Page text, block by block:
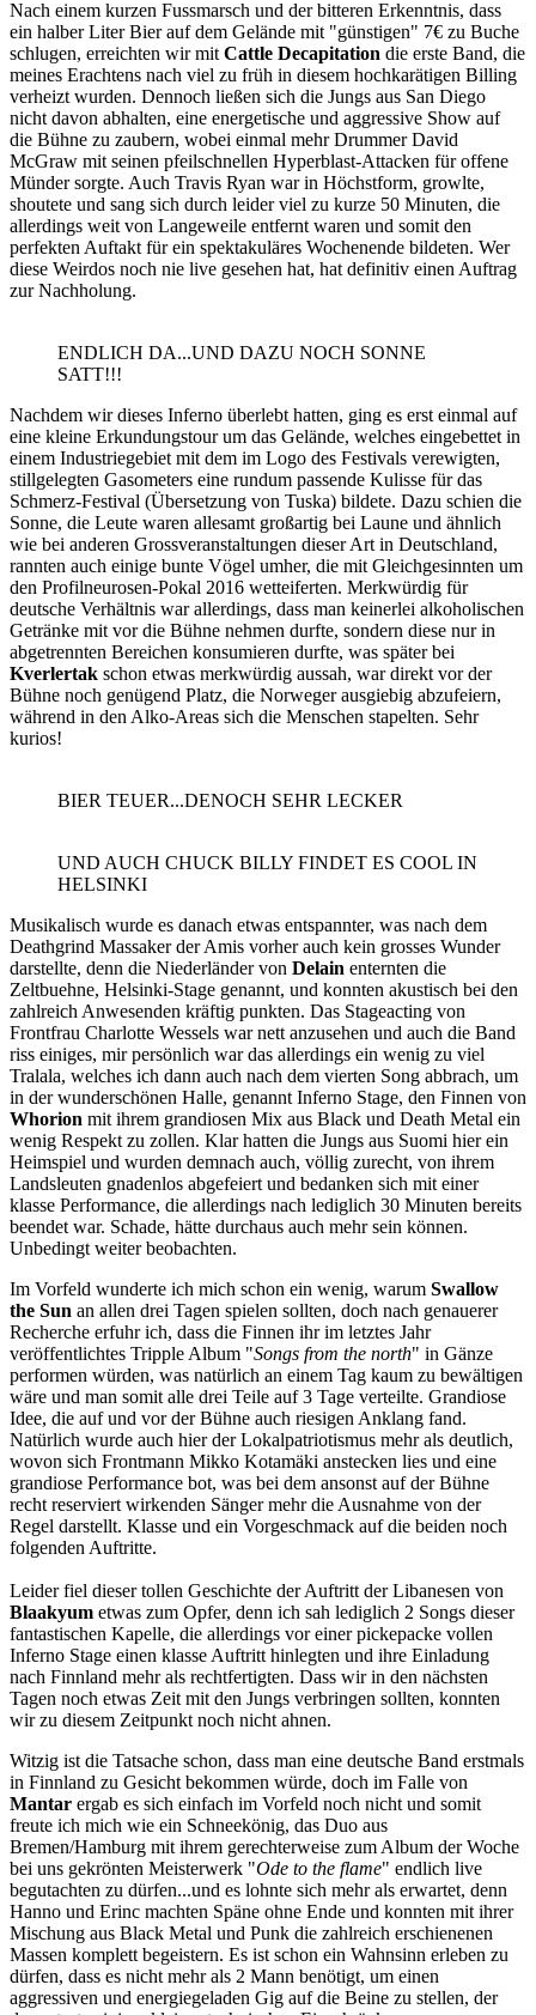
Nach einem kurzen Fussmarsch und der bitteren Erkenntnis, dass
ein halber Liter Bier auf dem Gelände mit "günstigen" 7€ zu Buche
schlugen, erreichten wir mit Cattle Decapitation die erste Band, die
meines Erachtens nach viel zu früh in diesem hochkarätigen Billing
verheizt wurden. Dennoch ließen sich die Jungs aus San Diego
nicht davon abhalten, eine energetische und aggressive Show auf
die Bühne zu zaubern, wobei einmal mehr Drummer David
McGraw mit seinen pfeilschnellen Hyperblast-Attacken für offene
Münder sorgte. Auch Travis Ryan war in Höchstform, growlte,
shoutete und sang sich durch leider viel zu kurze 50 Minuten, die
allerdings weit von Langeweile entfernt waren und somit den
perfekten Auftakt für ein spektakuläres Wochenende bildeten. Wer
diese Weirdos noch nie live gesehen hat, hat definitiv einen Auftrag
zur Nachholung.
ENDLICH DA...UND DAZU NOCH SONNE
SATT!!!
Nachdem wir dieses Inferno überlebt hatten, ging es erst einmal auf
eine kleine Erkundungstour um das Gelände, welches eingebettet in
einem Industriegebiet mit dem im Logo des Festivals verewigten,
stillgelegten Gasometers eine rundum passende Kulisse für das
Schmerz-Festival (Übersetzung von Tuska) bildete. Dazu schien die
Sonne, die Leute waren allesamt großartig bei Laune und ähnlich
wie bei anderen Grossveranstaltungen dieser Art in Deutschland,
rannten auch einige bunte Vögel umher, die mit Gleichgesinnten um
den Profilneurosen-Pokal 2016 wetteiferten. Merkwürdig für
deutsche Verhältnis war allerdings, dass man keinerlei alkoholischen
Getränke mit vor die Bühne nehmen durfte, sondern diese nur in
abgetrennten Bereichen konsumieren durfte, was später bei
Kverlertak schon etwas merkwürdig aussah, war direkt vor der
Bühne noch genügend Platz, die Norweger ausgiebig abzufeiern,
während in den Alko-Areas sich die Menschen stapelten. Sehr
kurios!
BIER TEUER...DENOCH SEHR LECKER
UND AUCH CHUCK BILLY FINDET ES COOL IN
HELSINKI
Musikalisch wurde es danach etwas entspannter, was nach dem
Deathgrind Massaker der Amis vorher auch kein grosses Wunder
darstellte, denn die Niederländer von Delain enternten die
Zeltbuehne, Helsinki-Stage genannt, und konnten akustisch bei den
zahlreich Anwesenden kräftig punkten. Das Stageacting von
Frontfrau Charlotte Wessels war nett anzusehen und auch die Band
riss einiges, mir persönlich war das allerdings ein wenig zu viel
Tralala, welches ich dann auch nach dem vierten Song abbrach, um
in der wunderschönen Halle, genannt Inferno Stage, den Finnen von
Whorion mit ihrem grandiosen Mix aus Black und Death Metal ein
wenig Respekt zu zollen. Klar hatten die Jungs aus Suomi hier ein
Heimspiel und wurden demnach auch, völlig zurecht, von ihrem
Landsleuten gnadenlos abgefeiert und bedanken sich mit einer
klasse Performance, die allerdings nach lediglich 30 Minuten bereits
beendet war. Schade, hätte durchaus auch mehr sein können.
Unbedingt weiter beobachten.
Im Vorfeld wunderte ich mich schon ein wenig, warum Swallow
the Sun an allen drei Tagen spielen sollten, doch nach genauerer
Recherche erfuhr ich, dass die Finnen ihr im letztes Jahr
veröffentlichtes Tripple Album "Songs from the north" in Gänze
performen würden, was natürlich an einem Tag kaum zu bewältigen
wäre und man somit alle drei Teile auf 3 Tage verteilte. Grandiose
Idee, die auf und vor der Bühne auch riesigen Anklang fand.
Natürlich wurde auch hier der Lokalpatriotismus mehr als deutlich,
wovon sich Frontmann Mikko Kotamäki anstecken lies und eine
grandiose Performance bot, was bei dem ansonst auf der Bühne
recht reserviert wirkenden Sänger mehr die Ausnahme von der
Regel darstellt. Klasse und ein Vorgeschmack auf die beiden noch
folgenden Auftritte.
Leider fiel dieser tollen Geschichte der Auftritt der Libanesen von
Blaakyum etwas zum Opfer, denn ich sah lediglich 2 Songs dieser
fantastischen Kapelle, die allerdings vor einer pickepacke vollen
Inferno Stage einen klasse Auftritt hinlegten und ihre Einladung
nach Finnland mehr als rechtfertigten. Dass wir in den nächsten
Tagen noch etwas Zeit mit den Jungs verbringen sollten, konnten
wir zu diesem Zeitpunkt noch nicht ahnen.
Witzig ist die Tatsache schon, dass man eine deutsche Band erstmals
in Finnland zu Gesicht bekommen würde, doch im Falle von
Mantar ergab es sich einfach im Vorfeld noch nicht und somit
freute ich mich wie ein Schneekönig, das Duo aus
Bremen/Hamburg mit ihrem gerechterweise zum Album der Woche
bei uns gekrönten Meisterwerk "Ode to the flame" endlich live
begutachten zu dürfen...und es lohnte sich mehr als erwartet, denn
Hanno und Erinc machten Späne ohne Ende und konnten mit ihrer
Mischung aus Black Metal und Punk die zahlreich erschienenen
Massen komplett begeistern. Es ist schon ein Wahnsinn erleben zu
dürfen, dass es nicht mehr als 2 Mann benötigt, um einen
aggressiven und energiegeladen Gig auf die Beine zu stellen, der